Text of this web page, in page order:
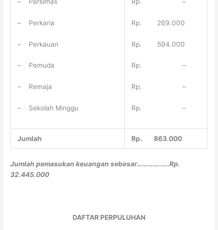
– Perkaria
– Perkauan
– Pemuda
– Remaja
– Sekolah Minggu
Rp. 269.000
Rp. 594.000
Rp. –
Rp. –
Rp. –
Jumlah Rp. 863.000
Jumlahpemasukan keuangan sebesar…………..….Rp.
32.445.000
DAFTAR PERPULUHAN